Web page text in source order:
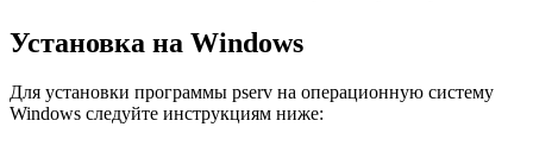
Установка на Windows
Для установки программы pserv на операционную систему
Windows следуйте инструкциям ниже: